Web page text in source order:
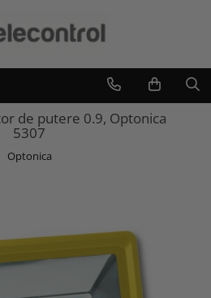
de putere 0.9, Optonica
5307
Optonica